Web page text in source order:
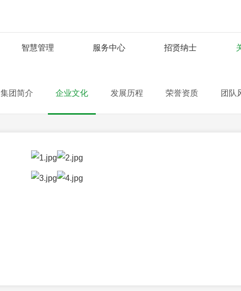
智慧管理 服务中心 招贤纳士
集团简介 企业文化 发展历程 荣誉资质 团队